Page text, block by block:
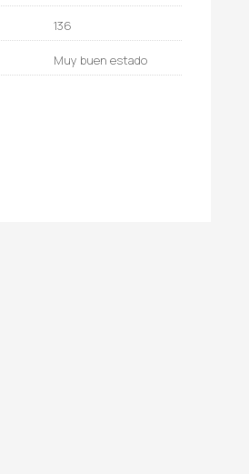
136
Muy buen estado